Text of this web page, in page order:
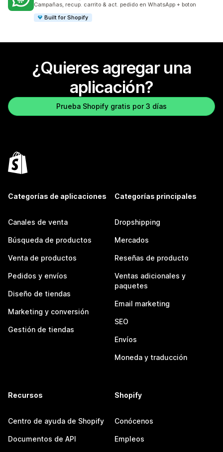
Campañas, recup. carrito & act. pedido en WhatsApp + boton
Built for Shopify
¿Quieres agregar una
aplicación?
Prueba Shopify gratis por 3 días
Categorías de aplicaciones
Canales de venta
Búsqueda de productos
Venta de productos
Pedidos y envíos
Diseño de tiendas
Marketing y conversión
Gestión de tiendas
Categorías principales
Dropshipping
Mercados
Reseñas de producto
Ventas adicionales y
paquetes
Email marketing
SEO
Envíos
Moneda y traducción
Recursos
Centro de ayuda de Shopify
Documentos de API
Shopify
Conócenos
Empleos